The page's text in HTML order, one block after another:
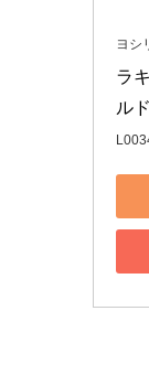
ヨシ
ラ
ル